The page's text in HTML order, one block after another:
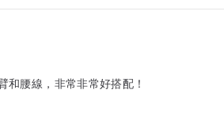
和腰線，非常非常好搭配！